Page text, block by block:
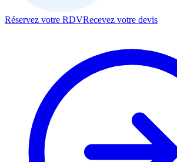
Réservez votre RDVRecevez votre devis